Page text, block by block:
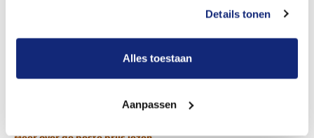
Details tonen
Alles toestaan
Aanpassen